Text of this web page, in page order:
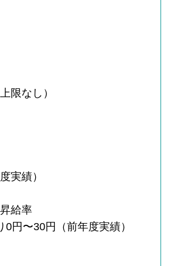
限なし）
実績）
給率
0円〜30円（前年度実績）